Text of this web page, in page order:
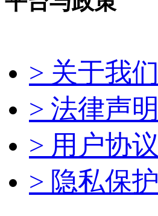
> 关于我们
> 法律声明
> 用户协议
> 隐私保护